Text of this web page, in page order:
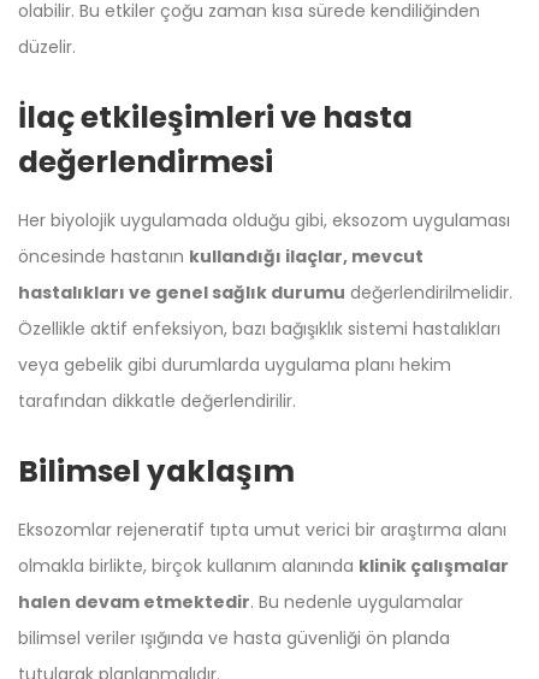
olabilir. Bu etkiler çoğu zaman kısa sürede kendiliğinden
düzelir.
İlaç etkileşimleri ve hasta
değerlendirmesi
Her biyolojik uygulamada olduğu gibi, eksozom uygulaması
öncesinde hastanın kullandığı ilaçlar, mevcut
hastalıkları ve genel sağlık durumu değerlendirilmelidir.
Özellikle aktif enfeksiyon, bazı bağışıklık sistemi hastalıkları
veya gebelik gibi durumlarda uygulama planı hekim
tarafından dikkatle değerlendirilir.
Bilimsel yaklaşım
Eksozomlar rejeneratif tıpta umut verici bir araştırma alanı
olmakla birlikte, birçok kullanım alanında klinik çalışmalar
halen devam etmektedir. Bu nedenle uygulamalar
bilimsel veriler ışığında ve hasta güvenliği ön planda
tutularak planlanmalıdır.